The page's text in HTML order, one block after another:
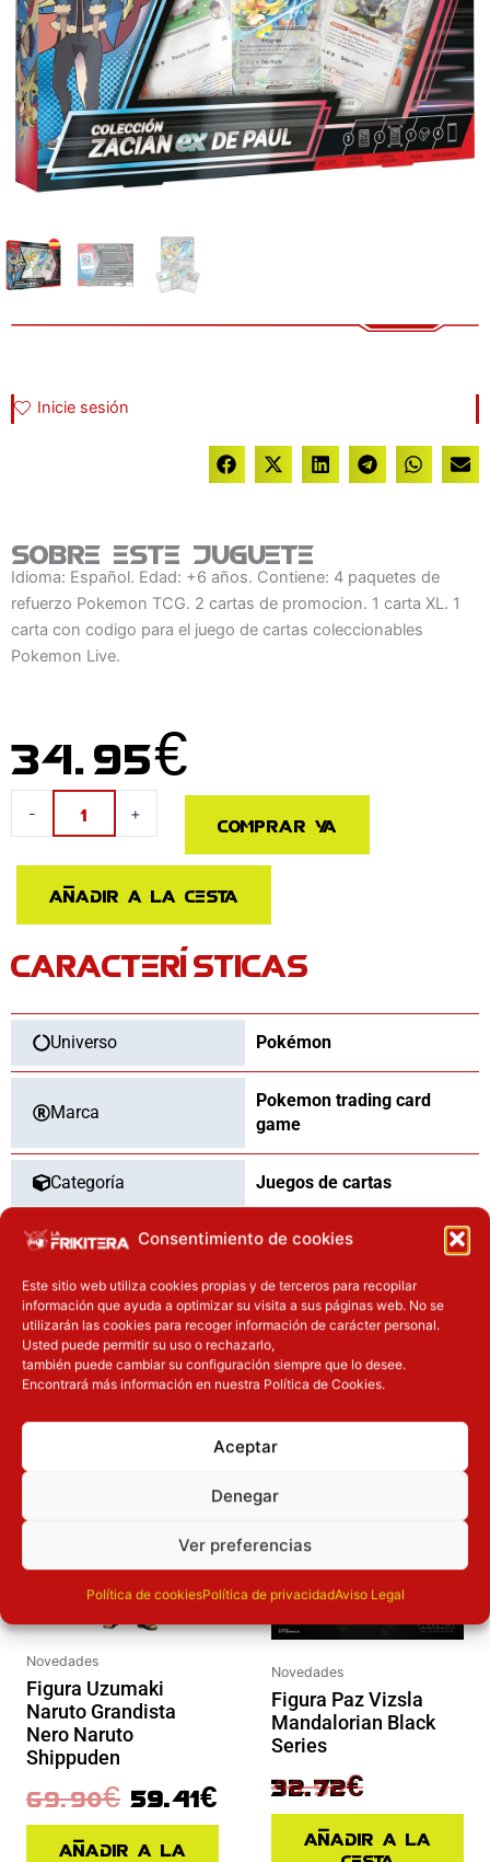
Consentimiento de cookies
Este sitio web utiliza cookies propias y de terceros para recopilar
información que ayuda a optimizar su visita a sus páginas web. No se
utilizarán las cookies para recoger información de carácter personal.
Usted puede permitir su uso o rechazarlo,
también puede cambiar su configuración siempre que lo desee.
Encontrará más información en nuestra Política de Cookies.
Aceptar
Denegar
Ver preferencias
Política de cookiesPolítica de privacidadAviso Legal
Inicie sesión
Sobre este juguete
Idioma: Español. Edad: +6 años. Contiene: 4 paquetes de
refuerzo Pokemon TCG. 2 cartas de promocion. 1 carta XL. 1
carta con codigo para el juego de cartas coleccionables
Pokemon Live.
34.95€
-
Pokemon
cantidad
+ Comprar ya
Añadir a la cesta
CARACTERÍSTICAS
Universo Pokémon
Marca
Pokemon trading card
game
Categoría Juegos de cartas
Tipo Nuevo
OTROS PRODUCTOS QUE TE
PUEDEN INTERESAR
Novedades
Figura Uzumaki
Naruto Grandista
Nero Naruto
Shippuden
69.90€
El precio original era: 69.90€.
59.41€
El precio actual es: 59.41€.
Añadir a la
Novedades
Figura Paz Vizsla
Mandalorian Black
Series
40.90€
32.72€
El precio actual es: 32.72€.
Añadir a la